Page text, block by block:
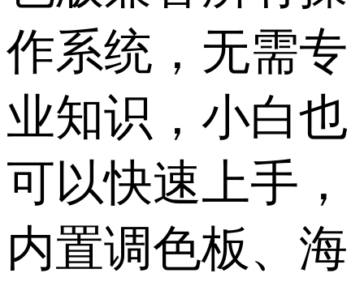
作系统，无需专
业知识，小白也
可以快速上手，
内置调色板、海